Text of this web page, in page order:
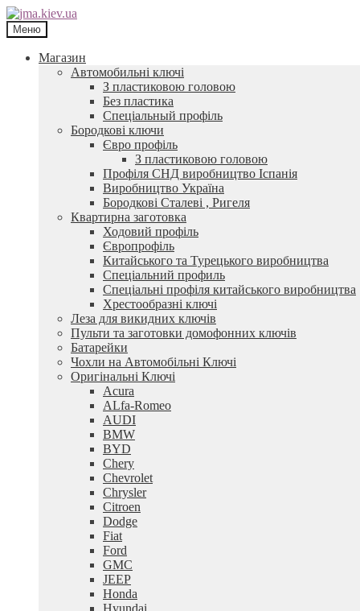
Перейти
до
навігації
Перейти
до
контенту
Меню
Магазин
Автомобильні ключі
З пластиковою головою
Без пластика
Спеціальный профіль
Бородкові ключи
Євро профіль
З пластиковою головою
Профіля СНД виробництво Іспанія
Виробництво Україна
Бородкові Сталеві , Ригеля
Квартирна заготовка
Ходовий профіль
Європрофіль
Китайського та Турецького виробництва
Спеціальний профиль
Спеціальні профіля китайського виробництва
Хрестообразні ключі
Леза для викидних ключів
Пульти та заготовки домофонних ключів
Батарейки
Чохли на Автомобільні Ключі
Оригінальні Ключі
Acura
ALfa-Romeo
AUDI
BMW
BYD
Chery
Chevrolet
Chrysler
Citroen
Dodge
Fiat
Ford
GMC
JEEP
Honda
Hyundai